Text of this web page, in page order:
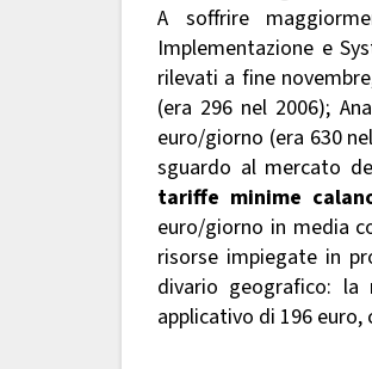
A soffrire
Implementazione e
rilevati a fine
(era 296 nel 2006);
euro/giorno (era 630
sguardo al mercato
tariffe minime
euro/giorno in media
risorse impiegate in
divario geografico:
applicativo di 196